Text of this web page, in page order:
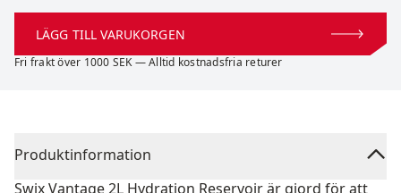
LÄGG TILL VARUKORGEN
Fri frakt över 1000 SEK — Alltid kostnadsfria returer
Produktinformation
Swix Vantage 2L Hydration Reservoir är gjord för att